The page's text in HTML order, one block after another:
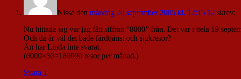
Nisse den måndag 26 september 2005 kl. 12:15 12 skrev:
Nu hittade jag var jag fått siffran ”8000” från. Det var i ttela 19
Och då är väl det både färdtjänst och sjukresor?
Än har Linda inte svarat.
(6000×30=180000 resor per månad.)
Svara ↓